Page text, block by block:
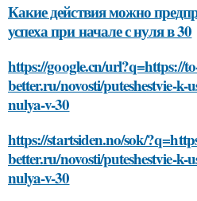
Какие действия можно
успеха при начале с нуля в 30
https://google.cn/url?q=https://
better.ru/novosti/puteshestvie-k-
nulya-v-30
https://startsiden.no/sok/
better.ru/novosti/puteshestvie-k-
nulya-v-30